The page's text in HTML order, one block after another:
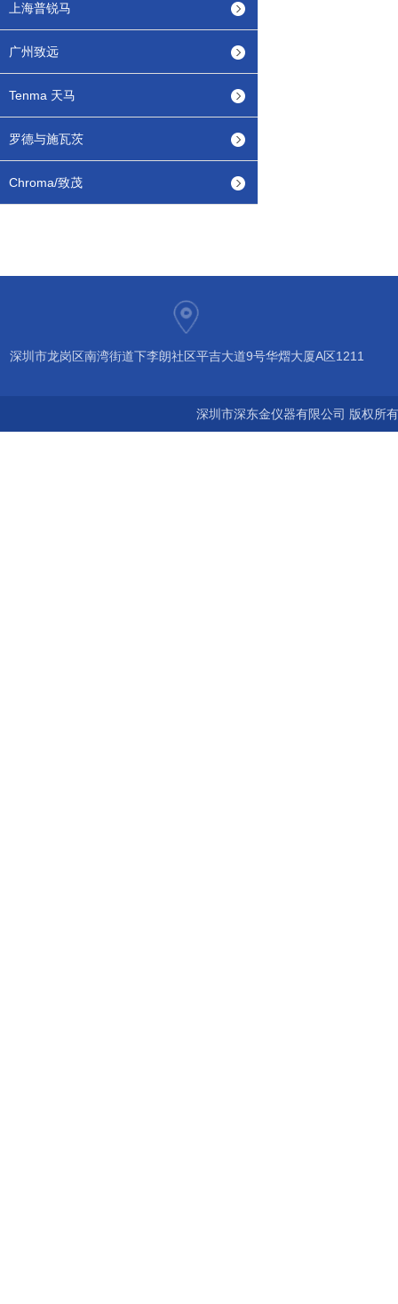
上海普锐马
广州致远
Tenma 天马
罗德与施瓦茨
Chroma/致茂
深圳市龙岗区南湾街道下李朗社区平吉大道9号华熠大厦A区1211
深圳市深东金仪器有限公司 版权所